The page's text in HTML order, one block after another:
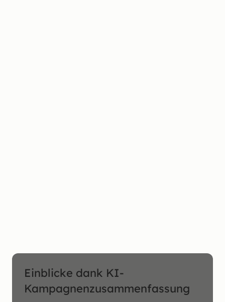
Einblicke dank KI-
Kampagnenzusammenfassung